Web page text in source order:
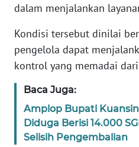
dalam menjalankan
Kondisi tersebut dinilai
pengelola dapat
kontrol yang memadai
Baca Juga:
Amplop Bupati
Diduga Berisi 14.000
Selisih Pengembalian
KARIR
DISCLAIMER
News
WN
SUMUT